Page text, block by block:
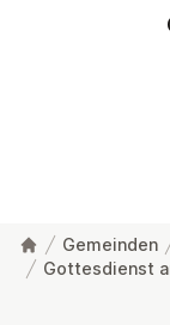
Gemeinden
Gottesdienst